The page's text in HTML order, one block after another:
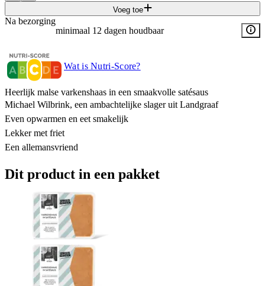
Voeg toe
Na bezorging
minimaal 12 dagen houdbaar
Wat is Nutri-Score?
Heerlijk malse varkenshaas in een smaakvolle satésaus
Michael Wilbrink, een ambachtelijke slager uit Landgraaf
Even opwarmen en eet smakelijk
Lekker met friet
Een allemansvriend
Dit product in een pakket